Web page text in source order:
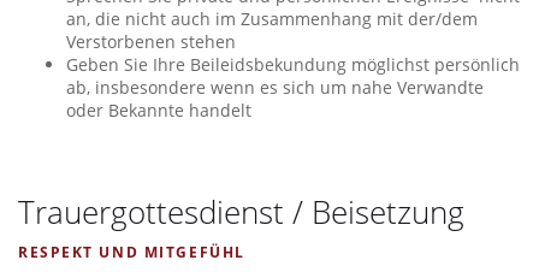
an, die nicht auch im Zusammenhang mit der/dem
Verstorbenen stehen
Geben Sie Ihre Beileidsbekundung möglichst persönlich
ab, insbesondere wenn es sich um nahe Verwandte
oder Bekannte handelt
Trauergottesdienst / Beisetzung
RESPEKT UND MITGEFÜHL